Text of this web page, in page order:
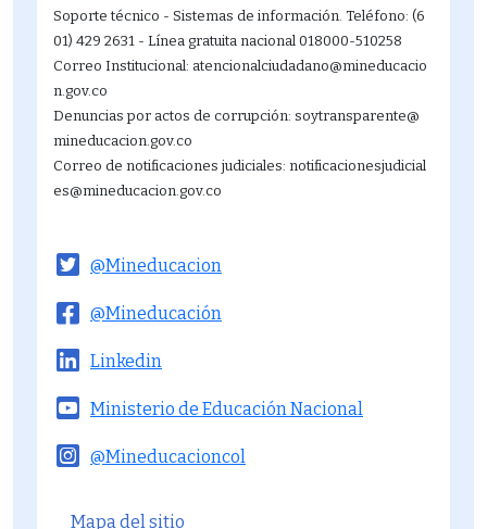
Soporte técnico - Sistemas de información. Teléfono: (6
01) 429 2631 - Línea gratuita nacional 018000-510258
Correo Institucional: atencionalciudadano@mineducacio
n.gov.co
Denuncias por actos de corrupción: soytransparente@
mineducacion.gov.co
Correo de notificaciones judiciales: notificacionesjudicial
es@mineducacion.gov.co
@Mineducacion
@Mineducacioncol
@Mineducación
Ministerio de Educación Nacional
Linkedin
Menú del pie
Mapa del sitio